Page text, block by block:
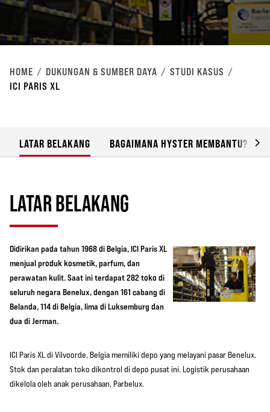
HOME DUKUNGAN & SUMBER DAYA
STUDI KASUS
ICI PARIS XL
LATAR BELAKANG BAGAIMANA HYSTER MEMBANTU?
LATAR BELAKANG
Didirikan pada tahun 1968 di Belgia, ICI Paris XL
menjual produk kosmetik, parfum, dan
perawatan kulit. Saat ini terdapat 282 toko di
seluruh negara Benelux, dengan 161 cabang di
Belanda, 114 di Belgia, lima di Luksemburg dan
dua di Jerman.
ICI Paris XL di Vilvoorde, Belgia memiliki depo yang melayani pasar Benelux.
Stok dan peralatan toko dikontrol di depo pusat ini. Logistik perusahaan
dikelola oleh anak perusahaan, Parbelux.